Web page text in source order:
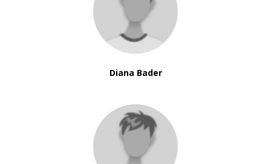
Diana Bader